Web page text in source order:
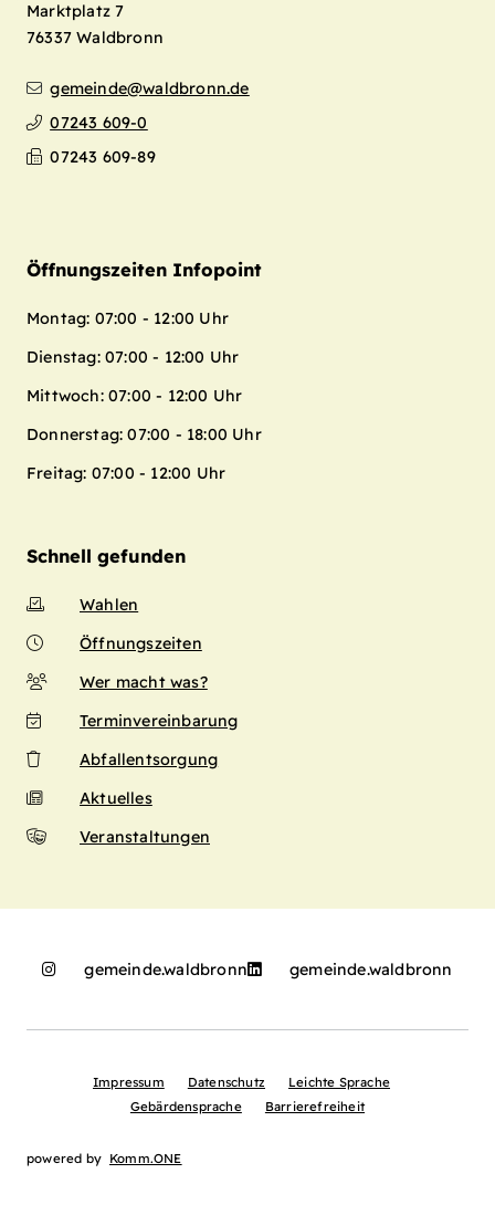
Marktplatz 7
76337 Waldbronn
gemeinde@waldbronn.de
07243 609-0
07243 609-89
Öffnungszeiten Infopoint
Montag: 07:00 - 12:00 Uhr
Dienstag: 07:00 - 12:00 Uhr
Mittwoch: 07:00 - 12:00 Uhr
Donnerstag: 07:00 - 18:00 Uhr
Freitag: 07:00 - 12:00 Uhr
Schnell gefunden
Wahlen
Öffnungszeiten
Wer macht was?
Terminvereinbarung
Abfallentsorgung
Aktuelles
Veranstaltungen
gemeinde.waldbronn gemeinde.waldbronn
Impressum Datenschutz
Leichte Sprache
Gebärdensprache
Barrierefreiheit
powered by Komm.ONE